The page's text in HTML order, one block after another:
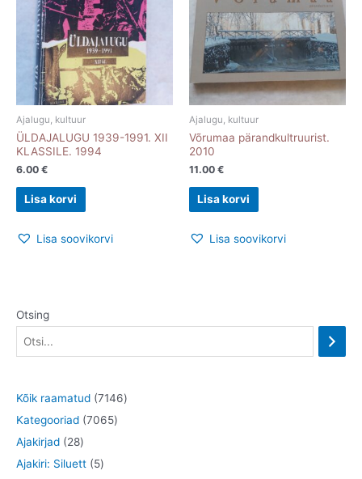
Ajalugu, kultuur
ÜLDAJALUGU 1939-1991. XII
KLASSILE. 1994
6.00 €
Lisa korvi
Lisa soovikorvi
Ajalugu, kultuur
Võrumaa pärandkultruurist.
2010
11.00 €
Lisa korvi
Lisa soovikorvi
Otsing
Kõik raamatud 71467
Kategooriad 70657
Ajakirjad 282
8
Ajakiri: Siluett 55